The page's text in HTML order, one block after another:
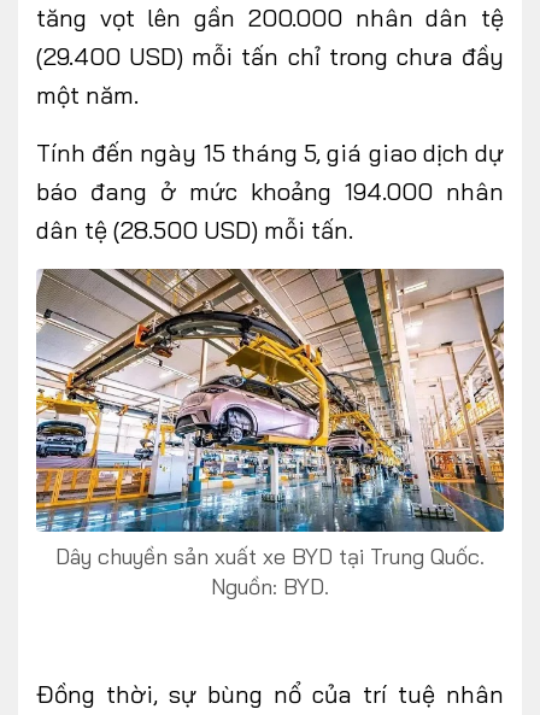
tăng vọt lên gần 200.000 nhân dân tệ
(29.400 USD) mỗi tấn chỉ trong chưa đầy
một năm.
Tính đến ngày 15 tháng 5, giá giao dịch dự
báo đang ở mức khoảng 194.000 nhân
dân tệ (28.500 USD) mỗi tấn.
Dây chuyền sản xuất xe BYD tại Trung Quốc.
Nguồn: BYD.
Đồng thời, sự bùng nổ của trí tuệ nhân